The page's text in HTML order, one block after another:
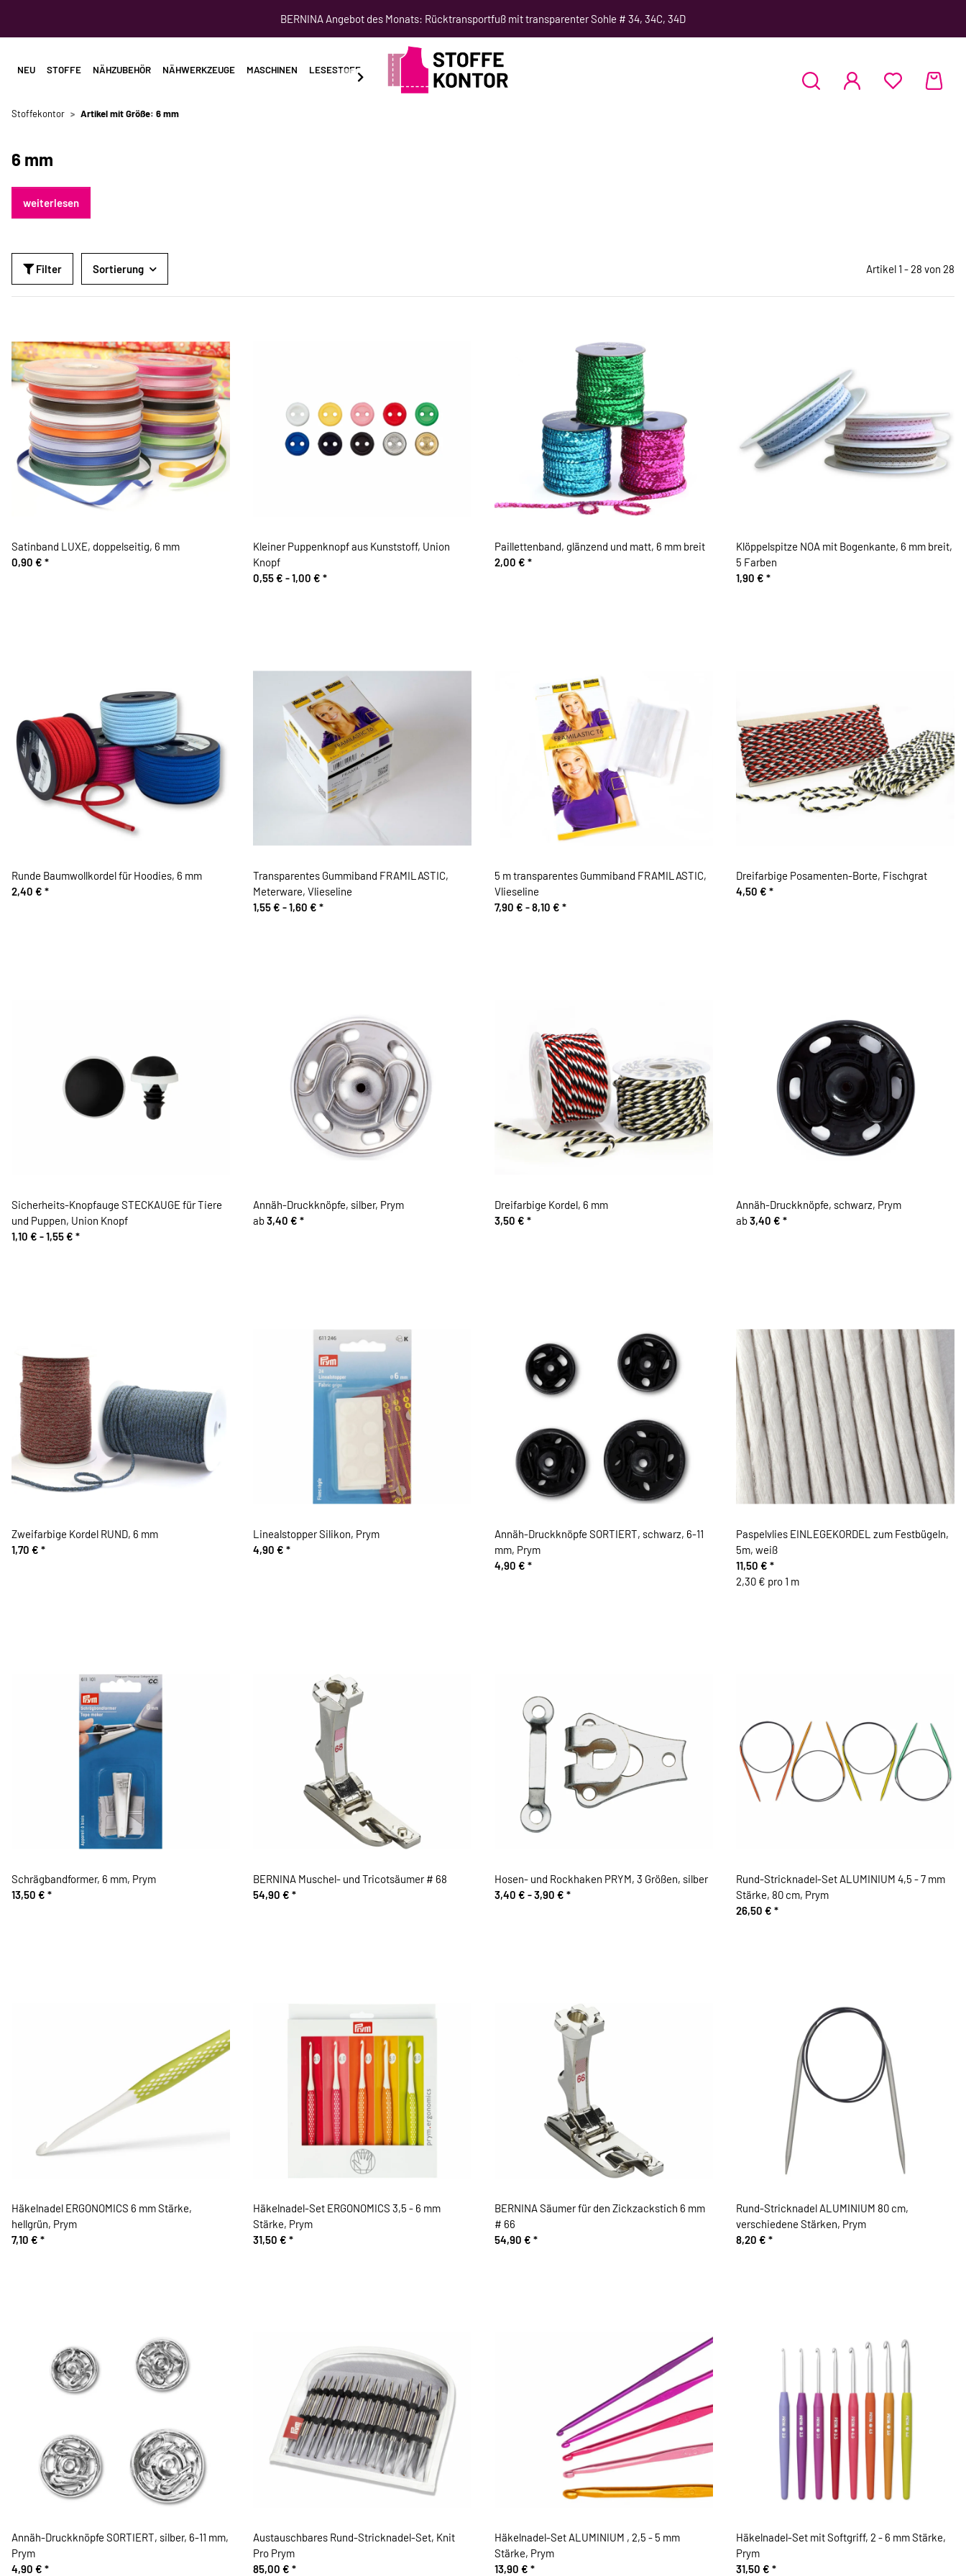
BERNINA Angebot des Monats: Rücktransportfuß mit transparenter Sohle # 34, 34C, 34D
NEU STOFFE NÄHZUBEHÖR NÄHWERKZEUGE MASCHINEN LESESTOFF SCHNITTMUSTER NÄHKURSE
Stoffekontor Artikel mit Größe: 6 mm
6 mm
weiterlesen
Filter Sortierung Artikel 1 - 28 von 28
Satinband LUXE, doppelseitig, 6 mm
0,90 € *
Kleiner Puppenknopf aus Kunststoff, Union
Knopf
0,55 € -1,00 € *
Paillettenband, glänzend und matt, 6 mm breit
2,00 € *
Klöppelspitze NOA mit Bogenkante, 6 mm breit,
5 Farben
1,90 € *
Runde Baumwollkordel für Hoodies, 6 mm
2,40 € *
Transparentes Gummiband FRAMILASTIC,
Meterware, Vlieseline
1,55 € -1,60 € *
5 m transparentes Gummiband FRAMILASTIC,
Vlieseline
7,90 € -8,10 € *
Dreifarbige Posamenten-Borte, Fischgrat
4,50 € *
Sicherheits-Knopfauge STECKAUGE für Tiere
und Puppen, Union Knopf
1,10 € -1,55 € *
Annäh-Druckknöpfe, silber, Prym
ab3,40 € *
Dreifarbige Kordel, 6 mm
3,50 € *
Annäh-Druckknöpfe, schwarz, Prym
ab3,40 € *
Zweifarbige Kordel RUND, 6 mm
1,70 € *
Linealstopper Silikon, Prym
4,90 € *
Annäh-Druckknöpfe SORTIERT, schwarz, 6-11
mm, Prym
4,90 € *
Paspelvlies EINLEGEKORDEL zum Festbügeln,
5m, weiß
11,50 € *
2,30 € pro 1 m
Schrägbandformer, 6 mm, Prym
13,50 € *
BERNINA Muschel- und Tricotsäumer # 68
54,90 € *
Hosen- und Rockhaken PRYM, 3 Größen, silber
3,40 € -3,90 € *
Rund-Stricknadel-Set ALUMINIUM 4,5 - 7 mm
Stärke, 80 cm, Prym
26,50 € *
Häkelnadel ERGONOMICS 6 mm Stärke,
hellgrün, Prym
7,10 € *
Häkelnadel-Set ERGONOMICS 3,5 - 6 mm
Stärke, Prym
31,50 € *
BERNINA Säumer für den Zickzackstich 6 mm
# 66
54,90 € *
Rund-Stricknadel ALUMINIUM 80 cm,
verschiedene Stärken, Prym
8,20 € *
Annäh-Druckknöpfe SORTIERT, silber, 6-11 mm,
Prym
4,90 € *
Austauschbares Rund-Stricknadel-Set, Knit
Pro Prym
85,00 € *
Häkelnadel-Set ALUMINIUM , 2,5 - 5 mm
Stärke, Prym
13,90 € *
Häkelnadel-Set mit Softgriff, 2 - 6 mm Stärke,
Prym
31,50 € *